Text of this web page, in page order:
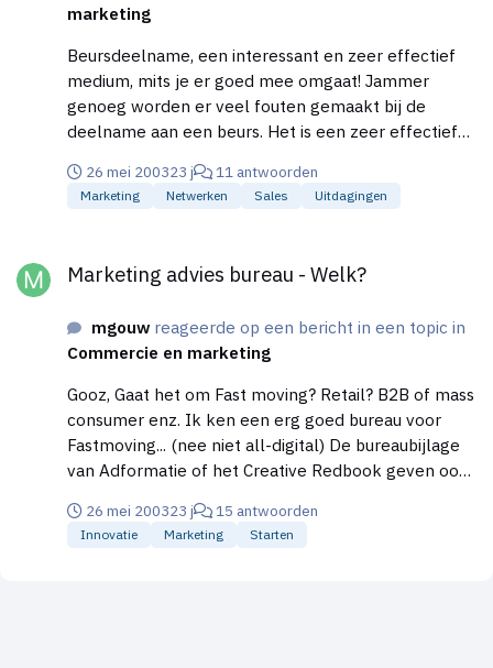
marketing
Beursdeelname, een interessant en zeer effectief
medium, mits je er goed mee omgaat! Jammer
genoeg worden er veel fouten gemaakt bij de
deelname aan een beurs. Het is een zeer effectief
mee omgegaan worden. 200 visitekaartjes
verzamelen, die dan vervolgens in een la
zijn jullie ervaringen op dit gebied?
26 mei 200323 j 11 antwoorden
Marketing Netwerken Sales Uitdagingen
Marketing advies bureau - Welk?
mgouw reageerde op een bericht in een topic in
Commercie en marketing
Gooz, Gaat het om Fast moving? Retail? B2B of mass
consumer enz. Ik ken een erg goed bureau voor
Fastmoving... (nee niet all-digital) De bureaubijlage
van Adformatie of het Creative Redbook geven ook
getoond maar ook iets verteld over de filosofie van
het bureau. Martin
26 mei 200323 j 15 antwoorden
Innovatie Marketing Starten